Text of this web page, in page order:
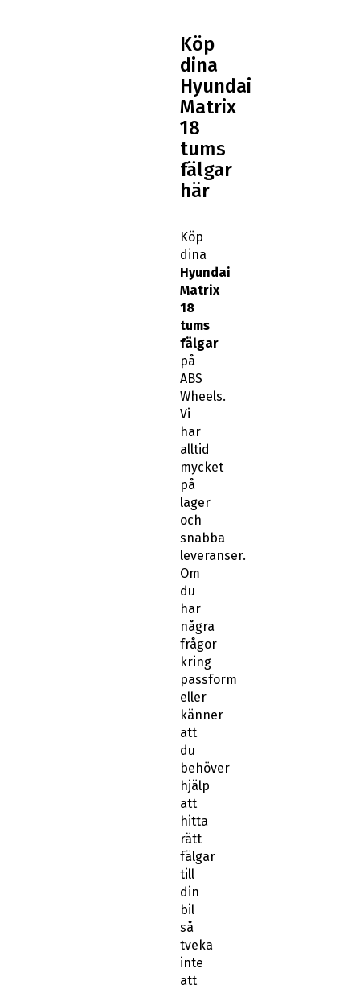
Köp
dina
Hyundai
Matrix
18
tums
fälgar
här
Köp
dina
Hyundai
Matrix
18
tums
fälgar
på
ABS
Wheels.
Vi
har
alltid
mycket
på
lager
och
snabba
leveranser.
Om
du
har
några
frågor
kring
passform
eller
känner
att
du
behöver
hjälp
att
hitta
rätt
fälgar
till
din
bil
så
tveka
inte
att